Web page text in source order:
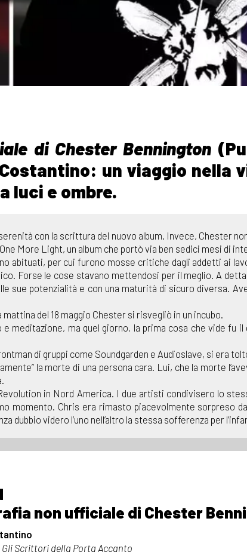
di Chester Bennington
un viaggio nella
luci e ombre.
con la scrittura del nuovo album. Invece, Chester
More Light, un album che portò via ben sedici mesi di
abituati, per cui furono mosse critiche dagli addetti ai
Forse le cose stavano mettendosi per il meglio. A
sue potenzialità e con una maturità di sicuro diversa.
del 18 maggio Chester si risvegliò in un incubo.
meditazione, ma quel giorno, la prima cosa che vide fu
di gruppi come Soundgarden e Audioslave, si era
la morte di una persona cara. Lui, che la morte
in Nord America. I due artisti condivisero lo
momento. Chris era rimasto piacevolmente sorpreso
dubbio videro l’uno nell’altro la stessa sofferenza per
non ufficiale di Chester
Gli Scrittori della Porta Accanto